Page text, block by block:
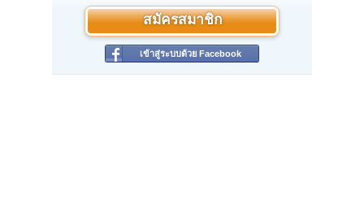
สมัครสมาชิก
เข้าสู่ระบบด้วย Facebook